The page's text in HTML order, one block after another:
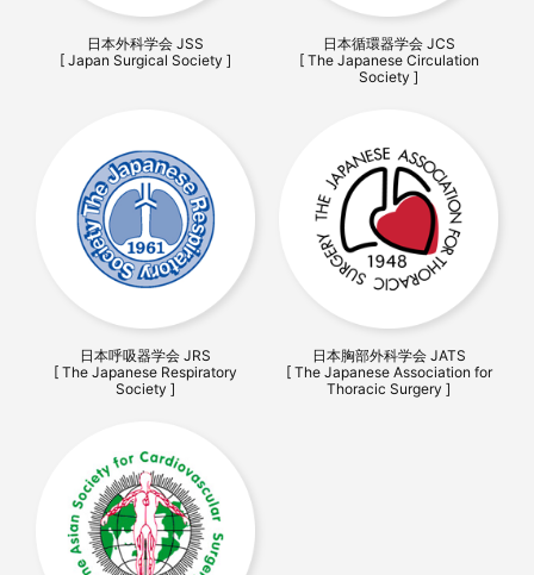
日本外科学会 JSS
[ Japan Surgical Society ]
日本循環器学会 JCS
[ The Japanese Circulation
Society ]
日本呼吸器学会 JRS
[ The Japanese Respiratory
Society ]
日本胸部外科学会 JATS
[ The Japanese Association for
Thoracic Surgery ]